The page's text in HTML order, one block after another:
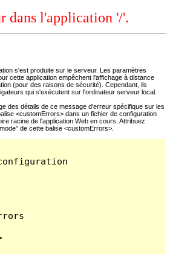
dans l'application '/'.
s'est produite sur le serveur. Les paramètres
cette application empêchent l'affichage à distance
(pour des raisons de sécurité). Cependant, ils
qui s'exécutent sur l'ordinateur serveur local.
des détails de ce message d'erreur spécifique sur les
<customErrors> dans un fichier de configuration
racine de l'application Web en cours. Attribuez
de cette balise <customErrors>.